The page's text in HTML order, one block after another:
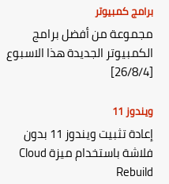
برامج كمبيوتر
مجموعة من أفضل برامج
الكمبيوتر الجديدة هذا الاسبوع
[26/8/4]
ويندوز 11
إعادة تثبيت ويندوز 11 بدون
فلاشة باستخدام ميزة Cloud
Rebuild